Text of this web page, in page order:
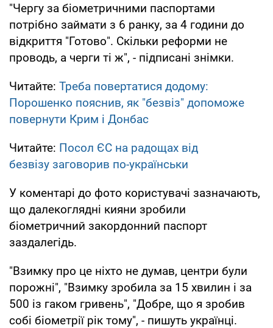
"Чергу за біометричними паспортами
потрібно займати з 6 ранку, за 4 години до
відкриття "Готово". Скільки реформи не
проводь, а черги ті ж", - підписані знімки.
Читайте: Треба повертатися додому:
Порошенко пояснив, як "безвіз" допоможе
повернути Крим і Донбас
Читайте: Посол ЄС на радощах від
безвізу заговорив по-українськи
У коментарі до фото користувачі зазначають,
що далекоглядні кияни зробили
біометричний закордонний паспорт
заздалегідь.
"Взимку про це ніхто не думав, центри були
порожні", "Взимку зробила за 15 хвилин і за
500 із гаком гривень", "Добре, що я зробив
собі біометрії рік тому", - пишуть українці.